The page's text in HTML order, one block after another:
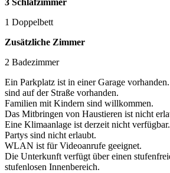
3 Schlafzimmer
1 Doppelbett
Zusätzliche Zimmer
2 Badezimmer
Ein Parkplatz ist in einer Garage
sind auf der Straße vorhanden.
Familien mit Kindern sind willkommen.
Das Mitbringen von Haustieren ist nicht
Eine Klimaanlage ist derzeit nicht verfügbar.
Partys sind nicht erlaubt.
WLAN ist für Videoanrufe geeignet.
Die Unterkunft verfügt über einen
stufenlosen Innenbereich.